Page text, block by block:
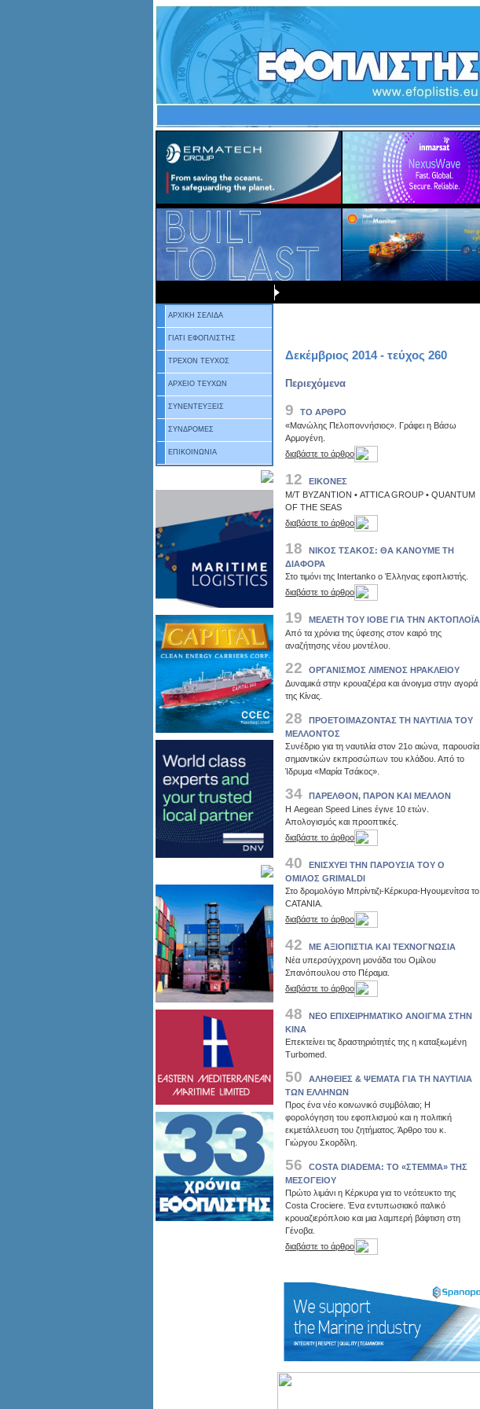
ΑΡΧΙΚΗ ΣΕΛΙΔΑ
ΓΙΑΤΙ ΕΦΟΠΛΙΣΤΗΣ
ΤΡΕΧΟΝ ΤΕΥΧΟΣ
ΑΡΧΕΙΟ ΤΕΥΧΩΝ
ΣΥΝΕΝΤΕΥΞΕΙΣ
ΣΥΝΔΡΟΜΕΣ
ΕΠΙΚΟΙΝΩΝΙΑ
Δεκέμβριος 2014 - τεύχος 260
Περιεχόμενα
9
ΤΟ ΑΡΘΡΟ
«Μανώλης Πελοποννήσιος». Γράφει η Βάσω
Αρμογένη.
διαβάστε το άρθρο
12
ΕΙΚΟΝΕΣ
M/T ΒΥΖΑΝΤΙΟΝ • ATTICA GROUP • QUANTUM
OF THE SEAS
διαβάστε το άρθρο
18
ΝΙΚΟΣ ΤΣΑΚΟΣ: ΘΑ ΚΑΝΟΥΜΕ ΤΗ
ΔΙΑΦΟΡΑ
Στο τιμόνι της Intertanko ο Έλληνας εφοπλιστής.
διαβάστε το άρθρο
19
ΜΕΛΕΤΗ ΤΟΥ ΙΟΒΕ ΓΙΑ ΤΗΝ ΑΚΤΟΠΛΟΪΑ
Από τα χρόνια της ύφεσης στον καιρό της
αναζήτησης νέου μοντέλου.
22
ΟΡΓΑΝΙΣΜΟΣ ΛΙΜΕΝΟΣ ΗΡΑΚΛΕΙΟΥ
Δυναμικά στην κρουαζιέρα και άνοιγμα στην αγορά
της Κίνας.
28
ΠΡΟΕΤΟΙΜΑΖΟΝΤΑΣ ΤΗ ΝΑΥΤΙΛΙΑ ΤΟΥ
ΜΕΛΛΟΝΤΟΣ
Συνέδριο για τη ναυτιλία στον 21ο αιώνα, παρουσία
σημαντικών εκπροσώπων του κλάδου. Από το
Ίδρυμα «Μαρία Τσάκος».
34
ΠΑΡΕΛΘΟΝ, ΠΑΡΟΝ ΚΑΙ ΜΕΛΛΟΝ
Η Aegean Speed Lines έγινε 10 ετών.
Απολογισμός και προοπτικές.
διαβάστε το άρθρο
40
ΕΝΙΣΧΥΕΙ ΤΗΝ ΠΑΡΟΥΣΙΑ ΤΟΥ Ο
ΟΜΙΛΟΣ GRIMALDI
Στο δρομολόγιο Μπρίντιζι-Κέρκυρα-Ηγουμενίτσα το
CATANIA.
διαβάστε το άρθρο
42
ΜΕ ΑΞΙΟΠΙΣΤΙΑ ΚΑΙ ΤΕΧΝΟΓΝΩΣΙΑ
Νέα υπερσύγχρονη μονάδα του Ομίλου
Σπανόπουλου στο Πέραμα.
διαβάστε το άρθρο
48
ΝΕΟ ΕΠΙΧΕΙΡΗΜΑΤΙΚΟ ΑΝΟΙΓΜΑ ΣΤΗΝ
ΚΙΝΑ
Επεκτείνει τις δραστηριότητές της η καταξιωμένη
Turbomed.
50
ΑΛΗΘΕΙΕΣ & ΨΕΜΑΤΑ ΓΙΑ ΤΗ ΝΑΥΤΙΛΙΑ
ΤΩΝ ΕΛΛΗΝΩΝ
Προς ένα νέο κοινωνικό συμβόλαιο; Η
φορολόγηση του εφοπλισμού και η πολιτική
εκμετάλλευση του ζητήματος. Άρθρο του κ.
Γιώργου Σκορδίλη.
56
COSTA DIADEMA: ΤΟ «ΣΤΕΜΜΑ» ΤΗΣ
ΜΕΣΟΓΕΙΟΥ
Πρώτο λιμάνι η Κέρκυρα για το νεότευκτο της
Costa Crociere. Ένα εντυπωσιακό ιταλικό
κρουαζιερόπλοιο και μια λαμπερή βάφτιση στη
Γένοβα.
διαβάστε το άρθρο